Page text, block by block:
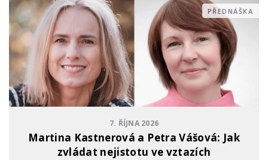
PŘEDNÁŠKA
7. ŘÍJNA 2026
Martina Kastnerová a Petra Vášová: Jak
zvládat nejistotu ve vztazích